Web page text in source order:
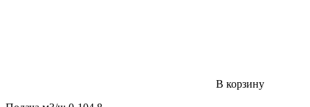
В корзину